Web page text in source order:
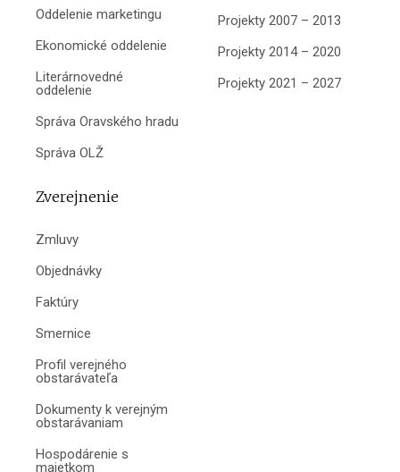
Oddelenie marketingu
Ekonomické oddelenie
Literárnovedné
oddelenie
Správa Oravského hradu
Správa OLŽ
Projekty 2007 – 2013
Projekty 2014 – 2020
Projekty 2021 – 2027
Zverejnenie
Zmluvy
Objednávky
Faktúry
Smernice
Profil verejného
obstarávateľa
Dokumenty k verejným
obstarávaniam
Hospodárenie s
majetkom